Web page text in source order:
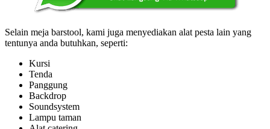
Selain meja barstool, kami juga menyediakan alat pesta lain yang
tentunya anda butuhkan, seperti:
Kursi
Tenda
Panggung
Backdrop
Soundsystem
Lampu taman